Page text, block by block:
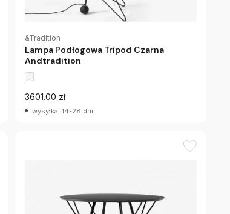
&Tradition
Lampa Podłogowa Tripod Czarna
Andtradition
3601.00 zł
wysyłka: 14-28 dni